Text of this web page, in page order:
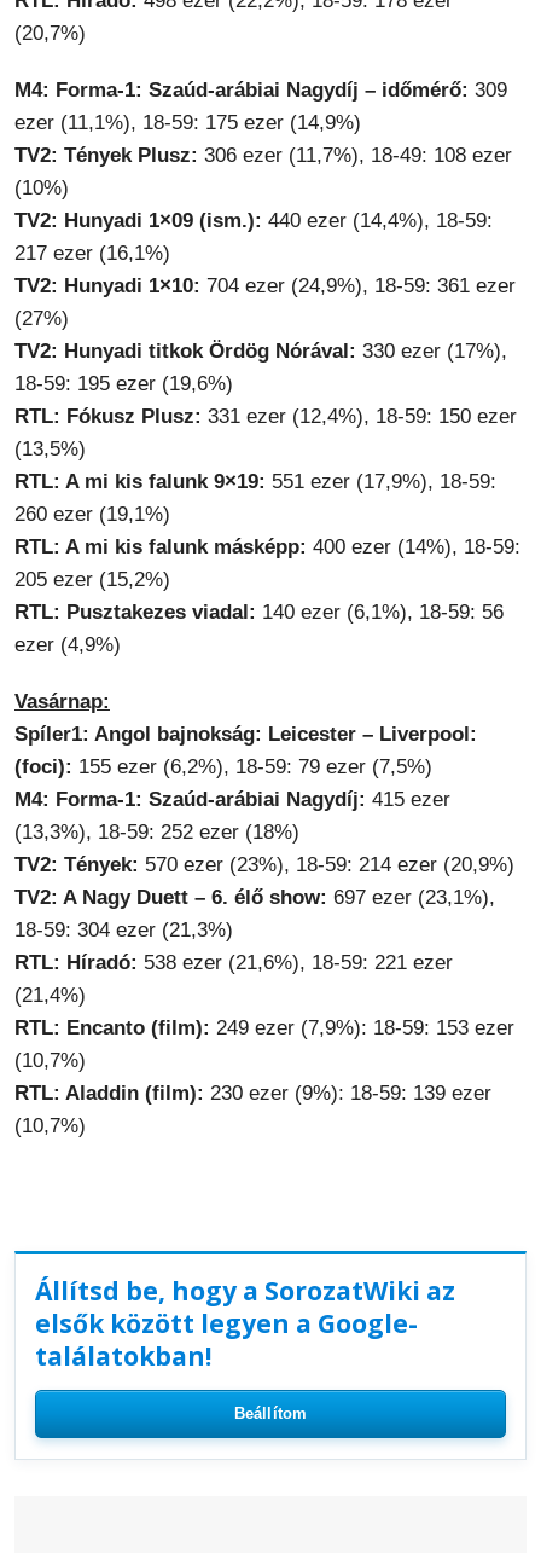
(20,7%)
M4: Forma-1: Szaúd-arábiai Nagydíj – időmérő: 309
ezer (11,1%), 18-59: 175 ezer (14,9%)
TV2: Tények Plusz: 306 ezer (11,7%), 18-49: 108 ezer
(10%)
TV2: Hunyadi 1×09 (ism.): 440 ezer (14,4%), 18-59:
217 ezer (16,1%)
TV2: Hunyadi 1×10: 704 ezer (24,9%), 18-59: 361 ezer
(27%)
TV2: Hunyadi titkok Ördög Nórával: 330 ezer (17%),
18-59: 195 ezer (19,6%)
RTL: Fókusz Plusz: 331 ezer (12,4%), 18-59: 150 ezer
(13,5%)
RTL: A mi kis falunk 9×19: 551 ezer (17,9%), 18-59:
260 ezer (19,1%)
RTL: A mi kis falunk másképp: 400 ezer (14%), 18-59:
205 ezer (15,2%)
RTL: Pusztakezes viadal: 140 ezer (6,1%), 18-59: 56
ezer (4,9%)
Vasárnap:
Spíler1: Angol bajnokság: Leicester – Liverpool:
(foci): 155 ezer (6,2%), 18-59: 79 ezer (7,5%)
M4: Forma-1: Szaúd-arábiai Nagydíj: 415 ezer
(13,3%), 18-59: 252 ezer (18%)
TV2: Tények: 570 ezer (23%), 18-59: 214 ezer (20,9%)
TV2: A Nagy Duett – 6. élő show: 697 ezer (23,1%),
18-59: 304 ezer (21,3%)
RTL: Híradó: 538 ezer (21,6%), 18-59: 221 ezer
(21,4%)
RTL: Encanto (film): 249 ezer (7,9%): 18-59: 153 ezer
(10,7%)
RTL: Aladdin (film): 230 ezer (9%): 18-59: 139 ezer
(10,7%)
Állítsd be, hogy a SorozatWiki az
elsők között legyen a Google-
találatokban!
Beállítom